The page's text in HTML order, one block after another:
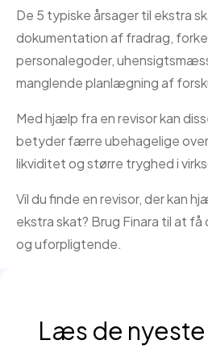
De 5 typiske årsager til ekstra
dokumentation af fradrag,
personalegoder,
manglende planlægning af
Med hjælp fra en revisor kan
betyder færre ubehagelige
likviditet og større tryghed i
Vil du finde en revisor, der kan
ekstra skat? Brug Finara til at
og uforpligtende.
Læs de